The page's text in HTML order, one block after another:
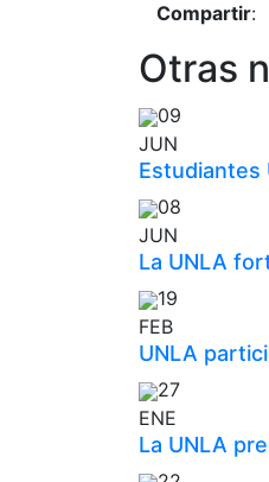
Compartir:
Otras
09
JUN
Estudiantes
08
JUN
La UNLA
19
FEB
UNLA
27
ENE
La UNLA